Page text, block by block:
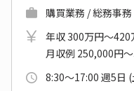
購買業務 / 総務事務
年収 300万円～420
月収例 250,000円
8:30～17:00 週5日